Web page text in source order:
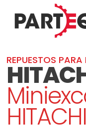
REPUESTOS